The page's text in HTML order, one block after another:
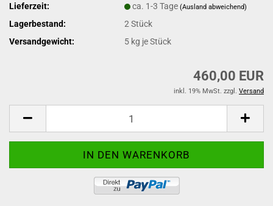
Lieferzeit:
ca. 1-3 Tage(Ausland abweichend)
Lagerbestand: 2Stück
Versandgewicht:
5 kg je Stück
460,00 EUR
inkl. 19% MwSt. zzgl. Versand